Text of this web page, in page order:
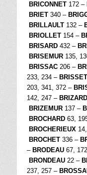
BRICONNET 172 –
BRIET 340 –
BRILLAULT 132 –
BRIOLLET 154 –
BRISARD 432 –
BRISEMUR 135,
BRISSAC 206 –
233, 234 – BRISSET
203, 341, 372 –
142, 247 – BRIZARD
BRIZEMUR 137 –
BROCHARD 63,
BROCHERIEUX
BROCHET 336 –
– BRODEAU 67,
BRONDEAU 22 –
237, 257 –